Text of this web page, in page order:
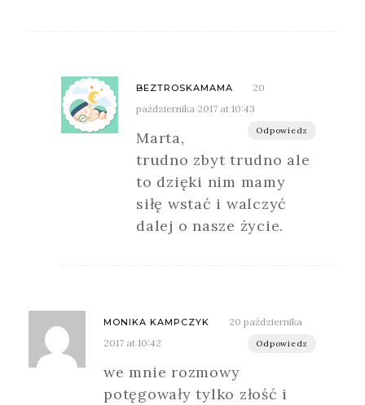
BEZTROSKAMAMA
20
października 2017 at 10:43
Odpowiedz
Marta,
trudno zbyt trudno ale
to dzięki nim mamy
siłę wstać i walczyć
dalej o nasze życie.
MONIKA KAMPCZYK
20 października
2017 at 10:42
Odpowiedz
we mnie rozmowy
potęgowały tylko złość i